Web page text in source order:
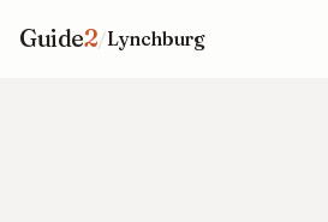
Guide2/Lynchburg